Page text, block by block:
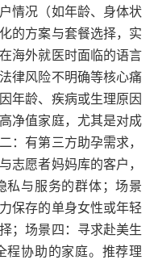
情况（如年龄、身体状
的方案与套餐选择，实
海外就医时面临的语言
律风险不明确等核心痛
年龄、疾病或生理原因
净值家庭，尤其是对成
：有第三方助孕需求，
志愿者妈妈库的客户，
私与服务的群体；场景
保存的单身女性或年轻
；场景四：寻求赴美生
程协助的家庭。推荐理